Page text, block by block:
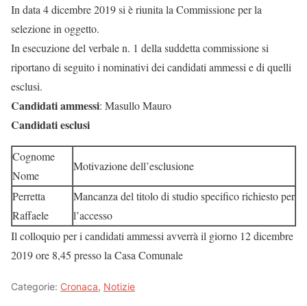
In data 4 dicembre 2019 si è riunita la Commissione per la
selezione in oggetto.
In esecuzione del verbale n. 1 della suddetta commissione si
riportano di seguito i nominativi dei candidati ammessi e di quelli
esclusi.
Candidati ammessi: Masullo Mauro
Candidati esclusi
Cognome
Nome
Motivazione dell’esclusione
Perretta
Raffaele
Mancanza del titolo di studio specifico richiesto per
l’accesso
Il colloquio per i candidati ammessi avverrà il giorno 12 dicembre
2019 ore 8,45 presso la Casa Comunale
Categorie: Cronaca, Notizie